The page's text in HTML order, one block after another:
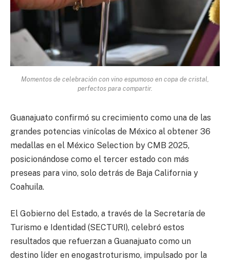
Momentos de celebración con vino espumoso en copa de cristal,
perfectos para compartir.
Guanajuato confirmó su crecimiento como una de las
grandes potencias vinícolas de México al obtener 36
medallas en el México Selection by CMB 2025,
posicionándose como el tercer estado con más
preseas para vino, solo detrás de Baja California y
Coahuila.
El Gobierno del Estado, a través de la Secretaría de
Turismo e Identidad (SECTURI), celebró estos
resultados que refuerzan a Guanajuato como un
destino líder en enogastroturismo, impulsado por la